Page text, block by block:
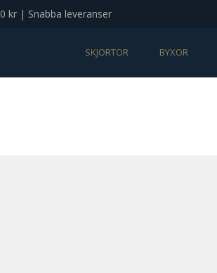
kr | Snabba leveranser
SKJORTOR BYXOR